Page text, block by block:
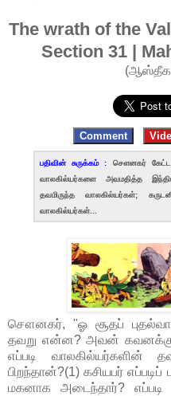
The wrath of the
Section 31 |
(ஆஸ்தீக
Comment
பதிவின் சுருக்கம் : சௌனகர் கேட்ட
வாலகில்யர்களை அவமதித்த
தவமிருந்த வாலகில்யர்கள்;
வாலகில்யர்கள்...
சௌனகர், "ஓ சூதப்
தவறு என்ன? அவன்
எப்படி வாலகில்யர்களின்
பிறந்தான்?(1) கசியபர்
மகனாக அடைந்தார்? எப்படி